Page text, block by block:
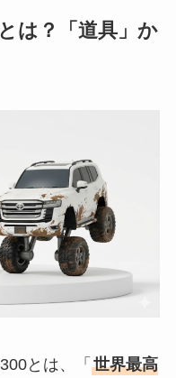
は？「道具」か
とは、「 世界最高